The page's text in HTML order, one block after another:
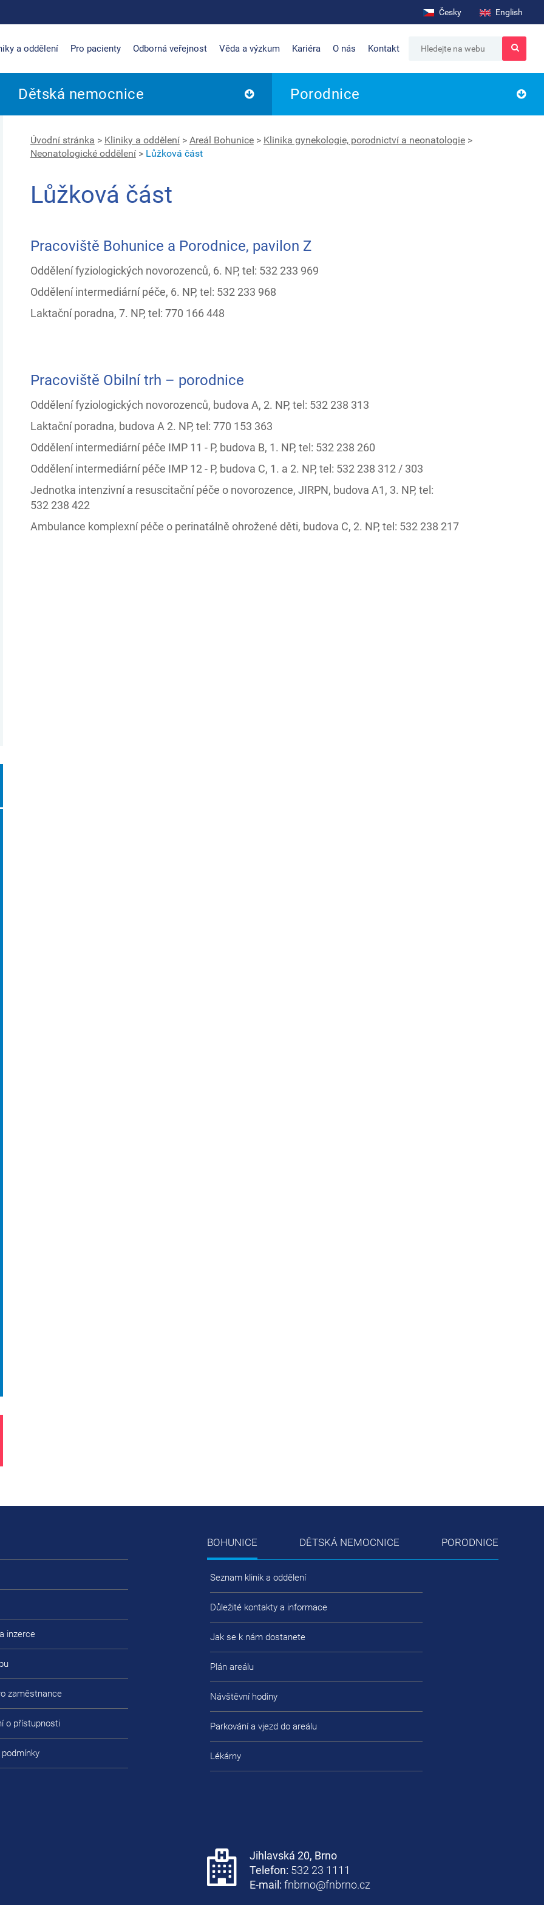
Česky English
a oddělení Pro pacienty Odborná veřejnost Věda a výzkum Kariéra O nás Kontakt
Dětská nemocnice Porodnice
Úvodní stránka > Kliniky a oddělení> Areál Bohunice> Klinika gynekologie, porodnictví a neonatologie>
Neonatologické oddělení> Lůžková část
Lůžková část
Pracoviště Bohunice a Porodnice, pavilon Z
Oddělení fyziologických novorozenců, 6. NP, tel: 532 233 969
Oddělení intermediární péče, 6. NP, tel: 532 233 968
Laktační poradna, 7. NP, tel: 770 166 448
Pracoviště Obilní trh – porodnice
Oddělení fyziologických novorozenců, budova A, 2. NP, tel: 532 238 313
Laktační poradna, budova A 2. NP, tel: 770 153 363
Oddělení intermediární péče IMP 11 - P, budova B, 1. NP, tel: 532 238 260
Oddělení intermediární péče IMP 12 - P, budova C, 1. a 2. NP, tel: 532 238 312 / 303
Jednotka intenzivní a resuscitační péče o novorozence, JIRPN, budova A1, 3. NP, tel:
532 238 422
Ambulance komplexní péče o perinatálně ohrožené děti, budova C, 2. NP, tel: 532 238 217
inzerce
zaměstnance
o přístupnosti
BOHUNICE DĚTSKÁ NEMOCNICE PORODNICE
Seznam klinik a oddělení
Důležité kontakty a informace
Jak se k nám dostanete
Plán areálu
Návštěvní hodiny
Parkování a vjezd do areálu
Lékárny
Jihlavská 20, Brno
Telefon: 532 23 1111
E-mail:fnbrno@fnbrno.cz